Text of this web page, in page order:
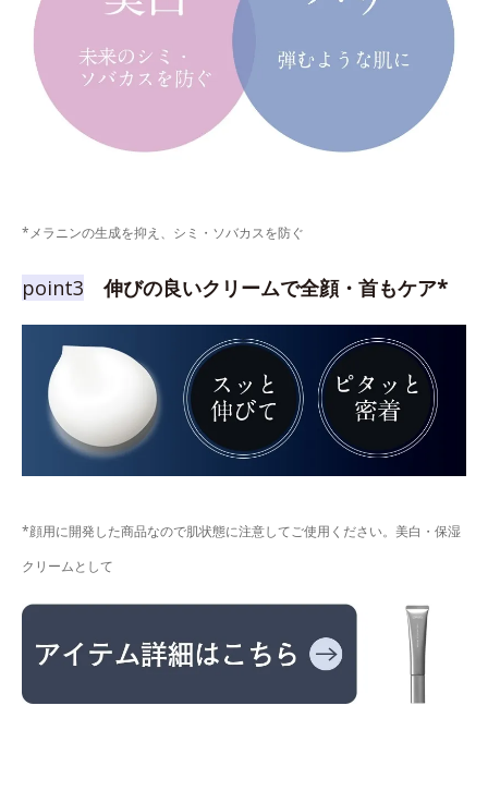
*メラニンの生成を抑え、シミ・ソバカスを防ぐ
point3 伸びの良いクリームで全顔・首もケア*
*顔用に開発した商品なので肌状態に注意してご使用ください。美白・保湿
クリームとして